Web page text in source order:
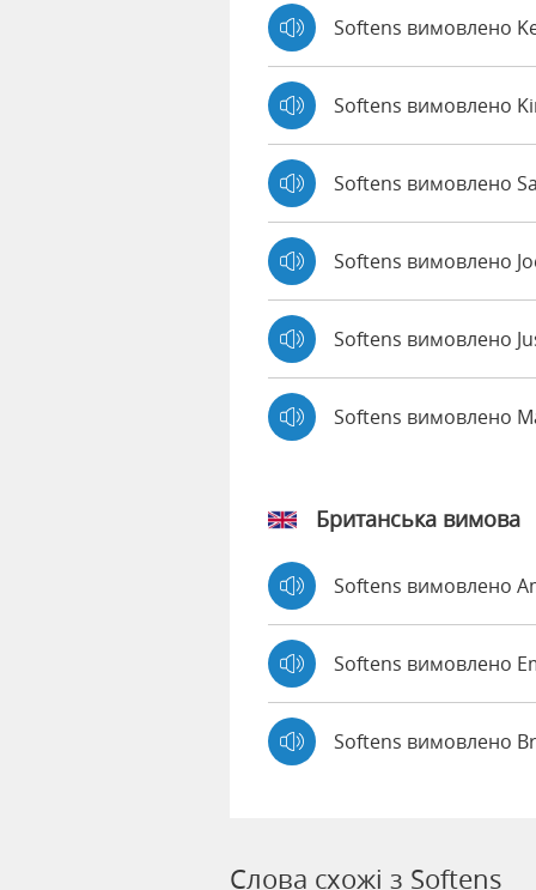
Softens вимовлено
Softens вимовлено
Softens вимовлено
Softens вимовлено
Softens вимовлено
Softens вимовлено
Британська вимова
Softens вимовлено
Softens вимовлено
Softens вимовлено
Слова схожі з Softens